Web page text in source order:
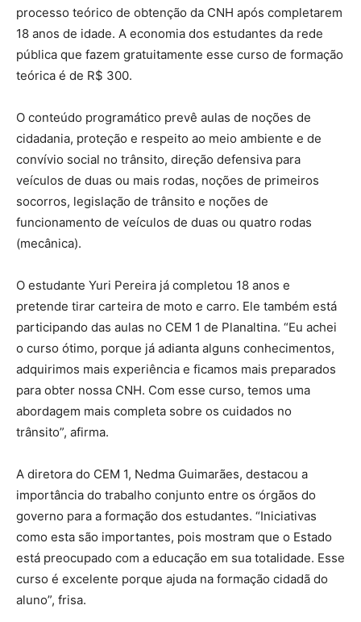
processo teórico de obtenção da CNH após completarem
18 anos de idade. A economia dos estudantes da rede
pública que fazem gratuitamente esse curso de formação
teórica é de R$ 300.
O conteúdo programático prevê aulas de noções de
cidadania, proteção e respeito ao meio ambiente e de
convívio social no trânsito, direção defensiva para
veículos de duas ou mais rodas, noções de primeiros
socorros, legislação de trânsito e noções de
funcionamento de veículos de duas ou quatro rodas
(mecânica).
O estudante Yuri Pereira já completou 18 anos e
pretende tirar carteira de moto e carro. Ele também está
participando das aulas no CEM 1 de Planaltina. “Eu achei
o curso ótimo, porque já adianta alguns conhecimentos,
adquirimos mais experiência e ficamos mais preparados
para obter nossa CNH. Com esse curso, temos uma
abordagem mais completa sobre os cuidados no
trânsito”, afirma.
A diretora do CEM 1, Nedma Guimarães, destacou a
importância do trabalho conjunto entre os órgãos do
governo para a formação dos estudantes. “Iniciativas
como esta são importantes, pois mostram que o Estado
está preocupado com a educação em sua totalidade. Esse
curso é excelente porque ajuda na formação cidadã do
aluno”, frisa.